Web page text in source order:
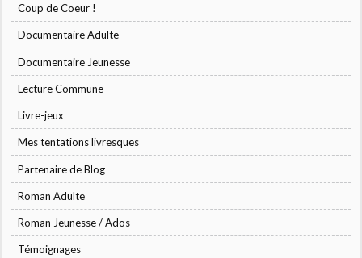
Coup de Coeur !
Documentaire Adulte
Documentaire Jeunesse
Lecture Commune
Livre-jeux
Mes tentations livresques
Partenaire de Blog
Roman Adulte
Roman Jeunesse / Ados
Témoignages